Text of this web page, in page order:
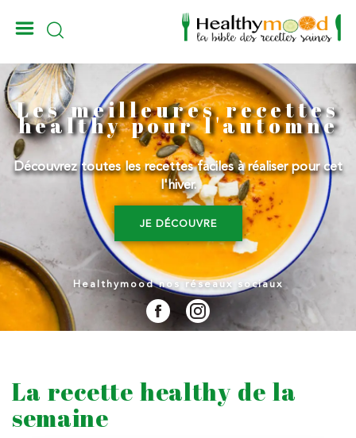
Les meilleures recettes
healthy pour l'automne
Découvrez toutes les recettes faciles à réaliser pour cet
l'hiver.
JE DÉCOUVRE
Healthymood nos réseaux sociaux
La recette healthy de la
semaine